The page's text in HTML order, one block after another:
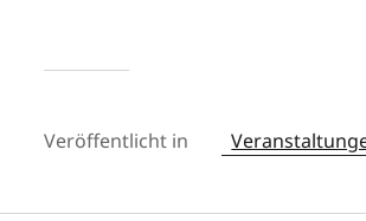
Veröffentlicht in